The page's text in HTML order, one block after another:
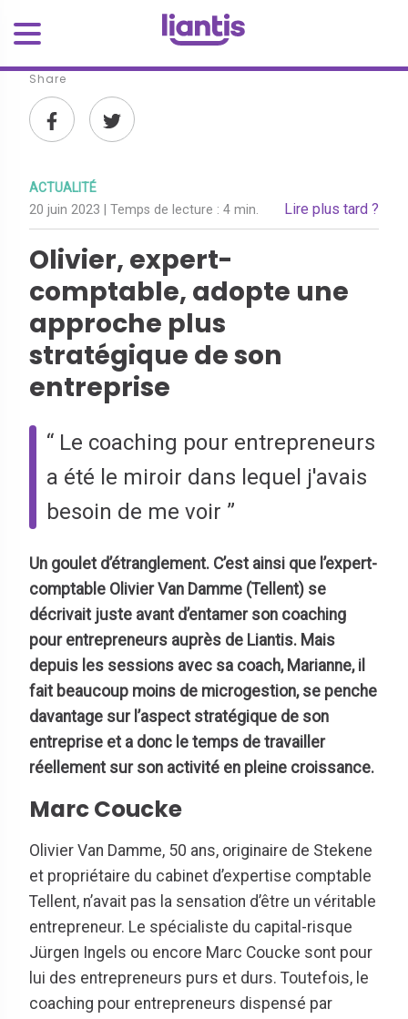
Share
ACTUALITÉ
20 juin 2023 | Temps de lecture : 4 min. Lire plus tard ?
Olivier, expert-
comptable, adopte une
approche plus
stratégique de son
entreprise
“ Le coaching pour entrepreneurs
a été le miroir dans lequel j'avais
besoin de me voir ”
Un goulet d’étranglement. C’est ainsi que l’expert-
comptable Olivier Van Damme (Tellent) se
décrivait juste avant d’entamer son coaching
pour entrepreneurs auprès de Liantis. Mais
depuis les sessions avec sa coach, Marianne, il
fait beaucoup moins de microgestion, se penche
davantage sur l’aspect stratégique de son
entreprise et a donc le temps de travailler
réellement sur son activité en pleine croissance.
Marc Coucke
Olivier Van Damme, 50 ans, originaire de Stekene
et propriétaire du cabinet d’expertise comptable
Tellent, n’avait pas la sensation d’être un véritable
entrepreneur. Le spécialiste du capital-risque
Jürgen Ingels ou encore Marc Coucke sont pour
lui des entrepreneurs purs et durs. Toutefois, le
coaching pour entrepreneurs dispensé par